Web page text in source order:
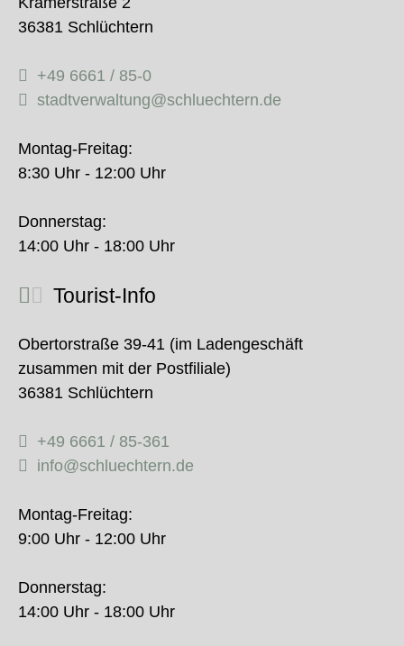
36381 Schlüchtern
+49 6661 / 85-0
stadtverwaltung@schluechtern.de
Montag-Freitag:
8:30 Uhr - 12:00 Uhr
Donnerstag:
14:00 Uhr - 18:00 Uhr
Tourist-Info
Obertorstraße 39-41 (im Ladengeschäft
zusammen mit der Postfiliale)
36381 Schlüchtern
+49 6661 / 85-361
info@schluechtern.de
Montag-Freitag:
9:00 Uhr - 12:00 Uhr
Donnerstag:
14:00 Uhr - 18:00 Uhr